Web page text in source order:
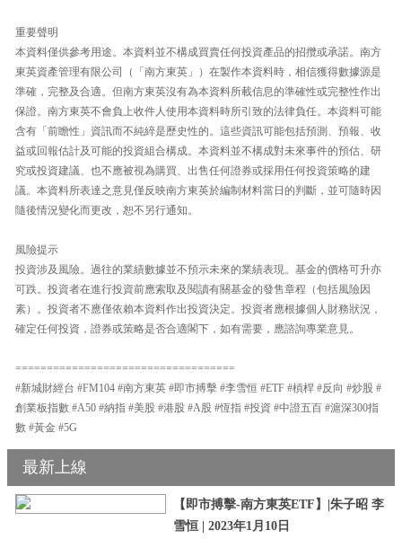
重要聲明
本資料僅供參考用途。本資料並不構成買賣任何投資產品的招攬或承諾。南方
東英資產管理有限公司（「南方東英」）在製作本資料時，相信獲得數據源是
準確，完整及合適。但南方東英沒有為本資料所載信息的準確性或完整性作出
保證。南方東英不會負上收件人使用本資料時所引致的法律負任。本資料可能
含有「前瞻性」資訊而不純綷是歷史性的。這些資訊可能包括預測、預報、收
益或回報估計及可能的投資組合構成。本資料並不構成對未來事件的預估、研
究或投資建議、也不應被視為購買、出售任何證券或採用任何投資策略的建
議。本資料所表達之意見僅反映南方東英於編制材料當日的判斷，並可隨時因
隨後情況變化而更改，恕不另行通知。
風險提示
投資涉及風險。過往的業績數據並不預示未來的業績表現。基金的價格可升亦
可跌。投資者在進行投資前應索取及閱讀有關基金的發售章程（包括風險因
素）。投資者不應僅依賴本資料作出投資決定。投資者應根據個人財務狀況，
確定任何投資，證券或策略是否合適閣下，如有需要，應諮詢專業意見。
===================================
#新城財經台 #FM104 #南方東英 #即市搏擊 #李雪恒 #ETF #槓桿 #反向 #炒股 #
創業板指數 #A50 #納指 #美股 #港股 #A股 #恆指 #投資 #中證五百 #滬深300指
數 #黃金 #5G
最新上線
【即市搏擊-南方東英ETF】|朱子昭 李
雪恒 | 2023年1月10日